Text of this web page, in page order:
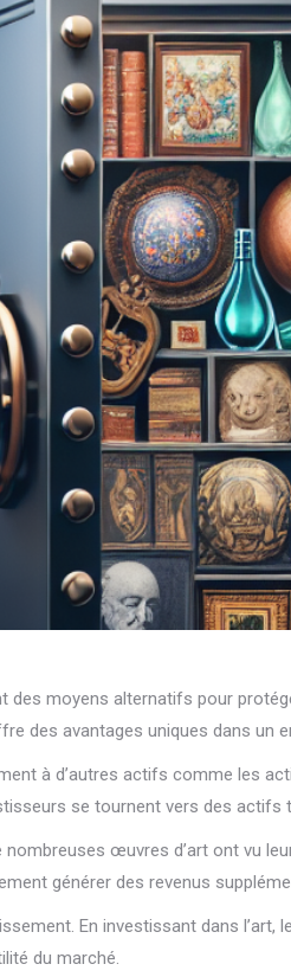
moyens alternatifs pour
des avantages uniques dans un
à d’autres actifs comme les
se tournent vers des actifs
œuvres d’art ont vu
générer des revenus
En investissant dans
du marché.